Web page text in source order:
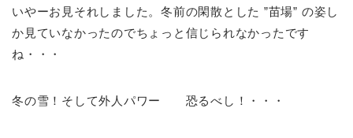
いやーお見それしました。冬前の閑散とした ”苗場” の姿し
か見ていなかったのでちょっと信じられなかったです
ね・・・
冬の雪！そして外人パワー 恐るべし！・・・